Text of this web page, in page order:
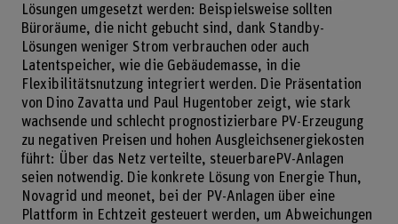
Lösungen umgesetzt werden: Beispielsweise sollten
Büroräume, die nicht gebucht sind, dank Standby-
Lösungen weniger Strom verbrauchen oder auch
Latentspeicher, wie die Gebäudemasse, in die
Flexibilitätsnutzung integriert werden. Die Präsentation
von Dino Zavatta und Paul Hugentober zeigt, wie stark
wachsende und schlecht prognostizierbare PV-Erzeugung
zu negativen Preisen und hohen Ausgleichsenergiekosten
führt: Über das Netz verteilte, steuerbarePV-Anlagen
seien notwendig. Die konkrete Lösung von Energie Thun,
Novagrid und meonet, bei der PV-Anlagen über eine
Plattform in Echtzeit gesteuert werden, um Abweichungen